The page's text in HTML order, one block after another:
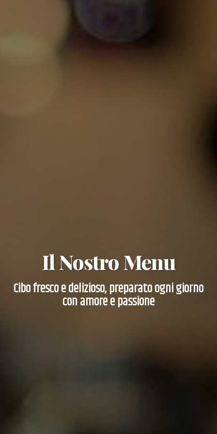
Il Nostro Menu
Cibo fresco e delizioso, preparato ogni giorno
con amore e passione